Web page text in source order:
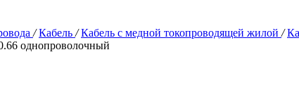
/ Кабель / Кабель с медной токопроводящей жилой /
однопроволочный